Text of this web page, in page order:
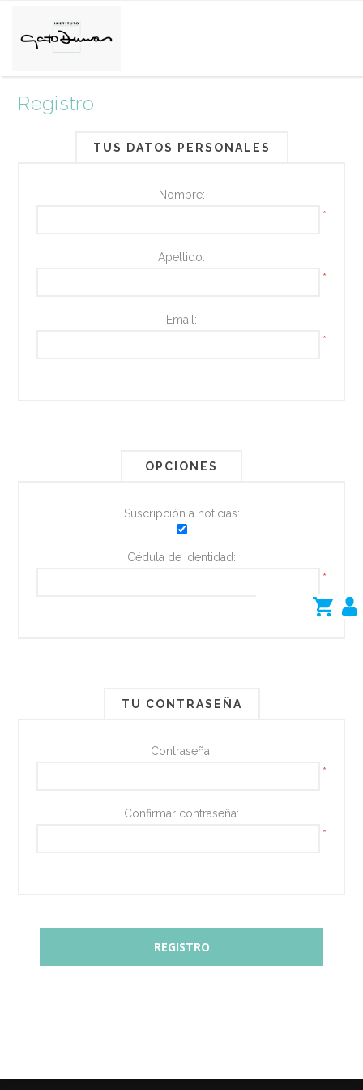
Registro
TUS DATOS PERSONALES
Nombre:
*
Apellido:
*
Email:
*
OPCIONES
Suscripción a noticias:
Cédula de identidad:
*
TU CONTRASEÑA
Contraseña:
*
Confirmar contraseña:
*